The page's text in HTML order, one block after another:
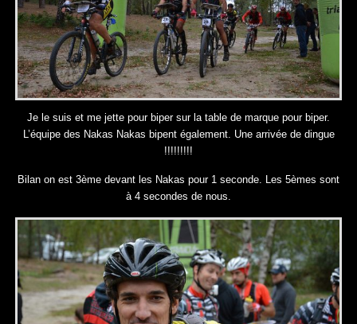
Je le suis et me jette pour biper sur la table de marque pour biper.
L’équipe des Nakas Nakas bipent également. Une arrivée de dingue
!!!!!!!!!
Bilan on est 3ème devant les Nakas pour 1 seconde. Les 5èmes sont
à 4 secondes de nous.